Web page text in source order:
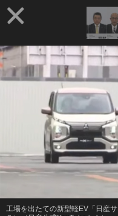
工場を出たての新型軽EV「日産